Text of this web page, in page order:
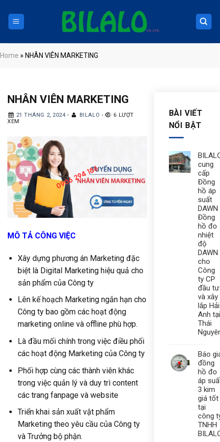
content
Home » NHÂN VIÊN MARKETING
NHÂN VIÊN MARKETING
21 THÁNG 2, 2024 - BILALO -
6 LƯỢT
XEM
MÔ TẢ CÔNG VIỆC
Xây dựng phương án Marketing đặc
biệt là Digital Marketing hiệu quả cho
sản phẩm của Công ty
Lên kế hoạch Marketing ngắn hạn cho
Công ty bao gồm các hoạt động
marketing online và offline phù hợp.
Là đầu mối chính trong việc điều phối
các hoạt động Marketing của Công ty
Phối hợp cùng các thành viên khác
trong việc quản lý và duy trì content
các trang fanpage và website
Triển khai sản xuất vật phẩm
Marketing theo yêu cầu của Công ty
và Trưởng bộ phận.
BÀI VIẾT
NỔI BẬT
cung
cấp
Đồng
hồ áp
suất
DAWN
Đồng
hồ đo
nhiệt
độ
DAWN
cho
Công
ty CP
đầu tư
và xây
lắp Hải
Anh tại
Thái
Báo
đồng
hồ đo
áp
3 kim
giá tốt
tại
công
TNHH